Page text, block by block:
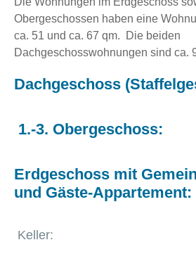
Obergeschossen haben eine
ca. 51 und ca. 67 qm. Die beiden
Dachgeschosswohnungen sind ca.
Dachgeschoss
1.-3. Obergeschoss:
Erdgeschoss mit
und Gäste-Appartement:
Keller: